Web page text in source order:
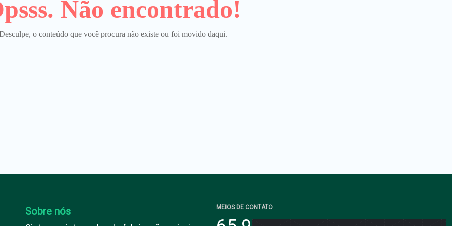
Não encontrado!
o conteúdo que você procura não existe ou foi movido daqui.
Sobre nós MEIOS DE CONTATO